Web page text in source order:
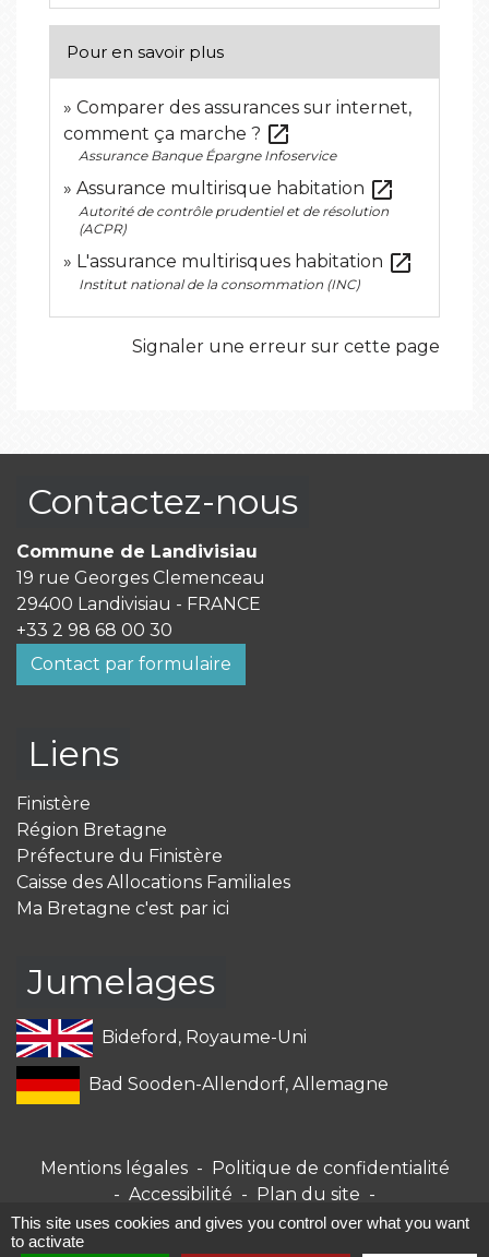
Pour en savoir plus
Comparer des assurances sur internet,
comment ça marche ? open_in_new
Assurance Banque Épargne Infoservice
Assurance multirisque habitation open_in_new
Autorité de contrôle prudentiel et de résolution
(ACPR)
L'assurance multirisques habitation open_in_new
Institut national de la consommation (INC)
Signaler une erreur sur cette page
Contactez-nous
Commune de Landivisiau
19 rue Georges Clemenceau
29400 Landivisiau - FRANCE
+33 2 98 68 00 30
Contact par formulaire
Liens
Finistère
Région Bretagne
Préfecture du Finistère
Caisse des Allocations Familiales
Ma Bretagne c'est par ici
Jumelages
Bideford, Royaume-Uni
Bad Sooden-Allendorf, Allemagne
Mentions légales - Politique de confidentialité
- Accessibilité - Plan du site -
Gestion des cookies
This site uses cookies and gives you control over what you want
to activate